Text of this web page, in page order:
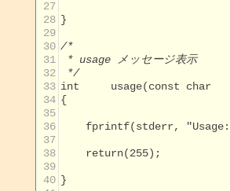
27
28
29
30
/*
31
* usage メッセージ表示
32
*/
33
34
{
35
36
37
38
39
40